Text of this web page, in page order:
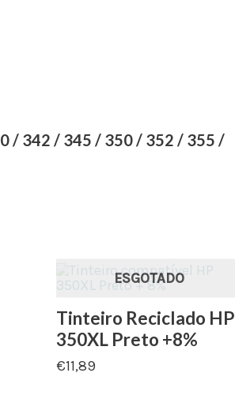
/ 342 / 345 / 350 / 352 / 355 /
ESGOTADO
Tinteiro Reciclado HP
350XL Preto +8%
€11,89